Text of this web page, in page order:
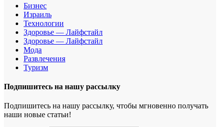
Бизнес
Израиль
Технологии
Здоровье — Лайфстайл
Здоровье — Лайфстайл
Мода
Развлечения
Туризм
Подпишитесь на нашу рассылку
Подпишитесь на нашу рассылку, чтобы мгновенно получать
наши новые статьи!